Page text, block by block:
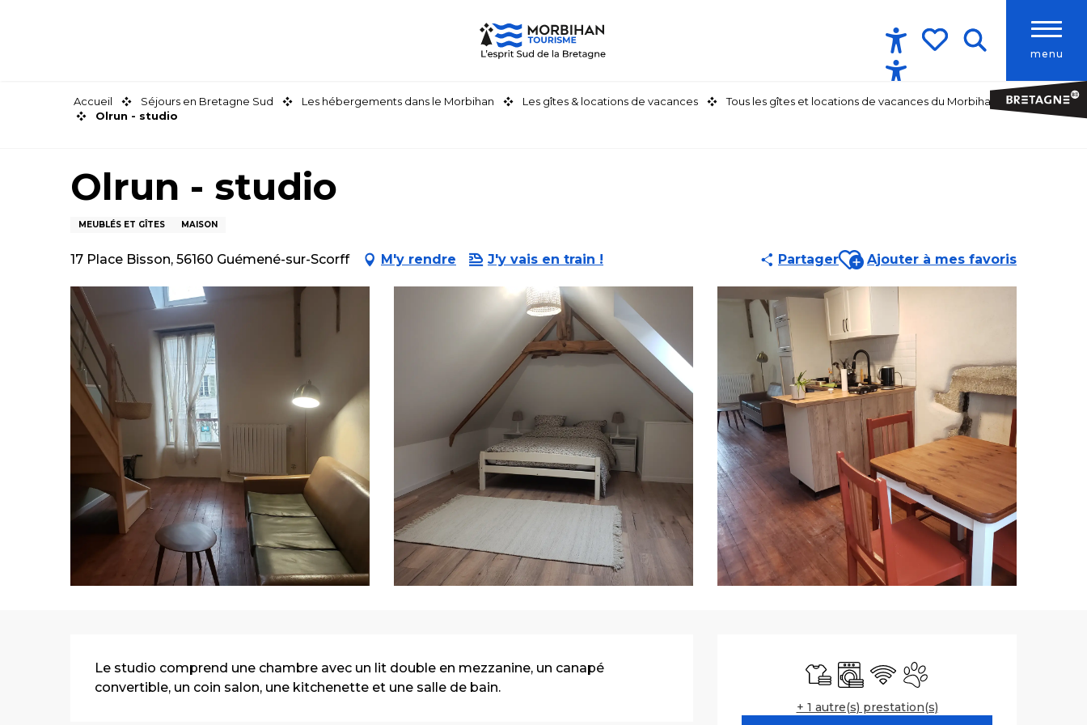
menu
Accessibilité
Accueil Séjours en Bretagne Sud Les hébergements dans le Morbihan Les gîtes & locations de vacances
Tous les gîtes et locations de vacances du Morbihan
Olrun - studio
Olrun - studio
MEUBLÉS ET GÎTES MAISON
17 Place Bisson, 56160 Guémené-sur-Scorff M'y rendre J'y vais en train ! PartagerAjouter aux favoris
Ajouter à mes favoris
Ouverture et
Draps et linge
Lave linge
WiFi Animaux acceptés
+ 1 autre(s) prestation(s)
Description
Le studio comprend une chambre avec un lit double en mezzanine, un canapé
convertible, un coin salon, une kitchenette et une salle de bain.